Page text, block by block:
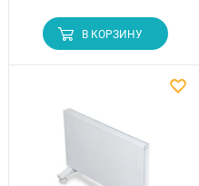
В КОРЗИНУ